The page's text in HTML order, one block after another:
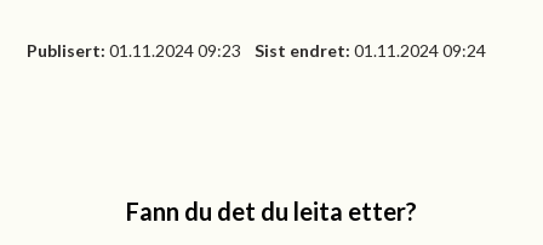
Publisert 01.11.2024 09:23 Sist endret 01.11.2024 09:24
Fann du det du leita etter?